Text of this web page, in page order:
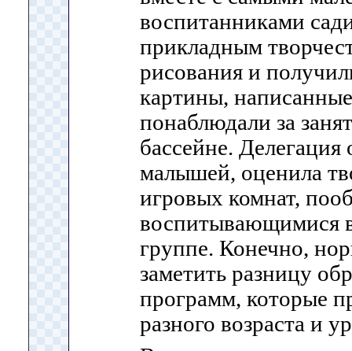
воспитанниками
прикладным
рисования и
картины,
понаблюдали за
бассейне. Делегация
малышей, оценила
игровых комнат,
воспитывающимися
группе. Конечно,
заметить разницу
программ, которые
разного возраста и